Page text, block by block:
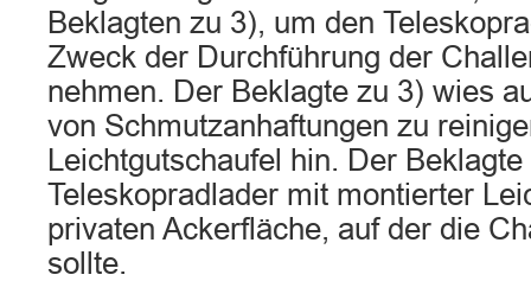
Beklagten zu 3), um den
Zweck der Durchführung der
nehmen. Der Beklagte zu 3) wies
von Schmutzanhaftungen zu
Leichtgutschaufel hin. Der
Teleskopradlader mit montierter
privaten Ackerfläche, auf der die
sollte.